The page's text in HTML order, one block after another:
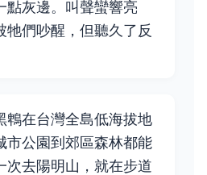
點灰邊。叫聲蠻響亮
牠們吵醒，但聽久了反
鵯在台灣全島低海拔地
市公園到郊區森林都能
次去陽明山，就在步道